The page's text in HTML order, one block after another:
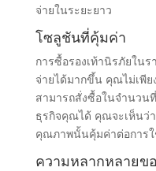
จ่ายในระยะยาว
โซลูชันที่คุ้มค่า
การซื้อรองเท้านิรภัยใน
จ่ายได้มากขึ้น คุณไม่เพีย
สามารถสั่งซื้อในจำนวน
ธุรกิจคุณได้ คุณจะเห็นว่
คุณภาพนั้นคุ้มค่าต่อการใ
ความหลากหลายข